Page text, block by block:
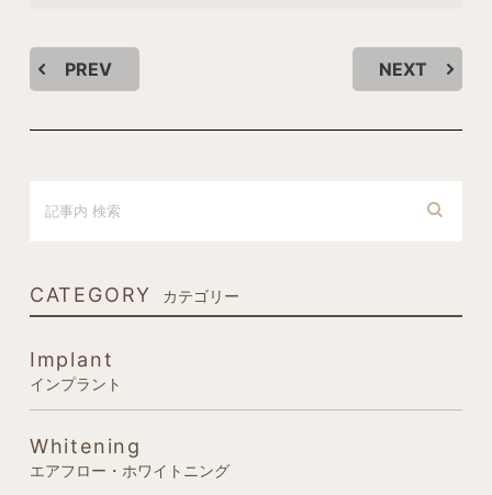
PREV NEXT
CATEGORY カテゴリー
Implant
インプラント
Whitening
エアフロー・ホワイトニング